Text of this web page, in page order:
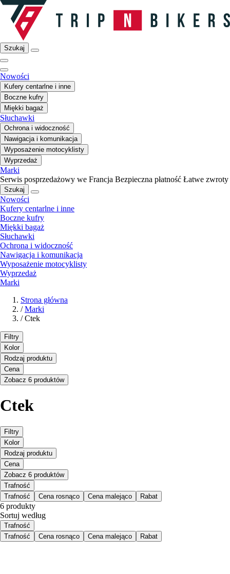
Szukaj
Nowości
Kufery centarlne i inne
Boczne kufry
Miękki bagaż
Słuchawki
Ochrona i widoczność
Nawigacja i komunikacja
Wyposażenie motocyklisty
Wyprzedaż
Marki
Serwis posprzedażowy we Francja Bezpieczna płatność Łatwe zwroty
Szukaj
Nowości
Kufery centarlne i inne
Boczne kufry
Miękki bagaż
Słuchawki
Ochrona i widoczność
Nawigacja i komunikacja
Wyposażenie motocyklisty
Wyprzedaż
Marki
Strona główna
/ Marki
/ Ctek
Filtry
Kolor
Rodzaj produktu
Cena
Zobacz 6 produktów
Ctek
Filtry
Kolor
Rodzaj produktu
Cena
Zobacz 6 produktów
Trafność
Trafność
Cena rosnąco Cena malejąco Rabat
6 produkty
Sortuj według
Trafność
Trafność
Cena rosnąco Cena malejąco Rabat